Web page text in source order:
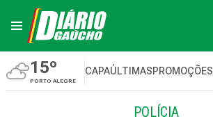
15º
PORTO ALEGRE
CAPAÚLTIMASPROMOÇÕES
POLÍCIA